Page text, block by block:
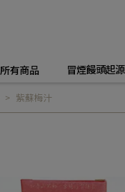
所有商品 冒煙饅頭起源
紫蘇梅汁